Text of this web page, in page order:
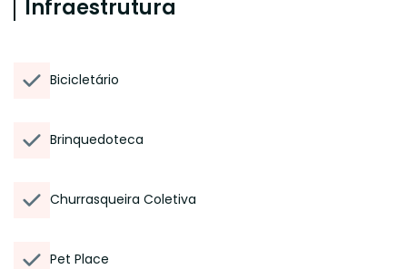
Infraestrutura
Bicicletário
Brinquedoteca
Churrasqueira Coletiva
Pet Place